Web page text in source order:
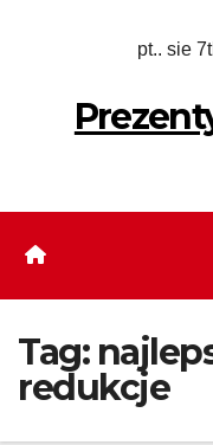
pt.. sie
Tag:
redukcje